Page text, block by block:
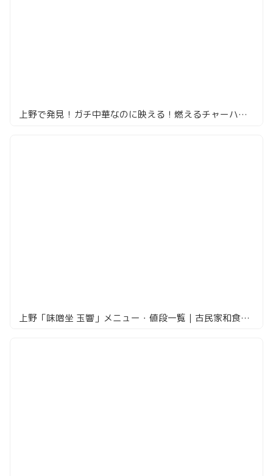
上野で発見！ガチ中華なのに映える！燃えるチャーハンに衝撃##
上野「味噌坐 玉響」メニュー・値段一覧｜古民家和食で嘗味噌とジビエを実食